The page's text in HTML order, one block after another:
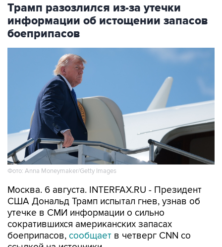
Трамп разозлился из-за утечки
информации об истощении запасов
боеприпасов
Фото: Anna Moneymaker/Getty Images
Москва. 6 августа. INTERFAX.RU - Президент
США Дональд Трамп испытал гнев, узнав об
утечке в СМИ информации о сильно
сократившихся американских запасах
боеприпасов, сообщает в четверг CNN со